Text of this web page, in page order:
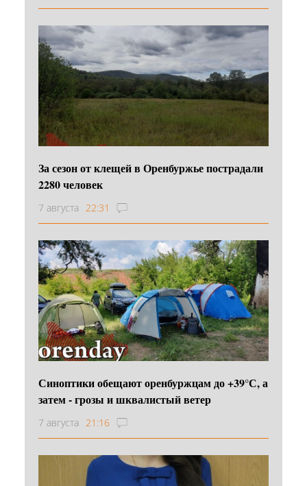
За сезон от клещей в Оренбуржье пострадали
2280 человек
7 августа 22:31
Синоптики обещают оренбуржцам до +39°С, а
затем - грозы и шквалистый ветер
7 августа 21:16